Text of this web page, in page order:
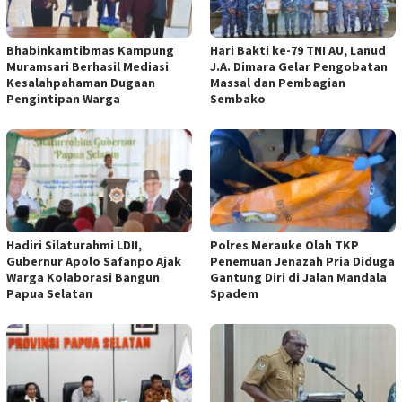
Bhabinkamtibmas Kampung
Muramsari Berhasil Mediasi
Kesalahpahaman Dugaan
Pengintipan Warga
Hari Bakti ke-79 TNI AU, Lanud
J.A. Dimara Gelar Pengobatan
Massal dan Pembagian
Sembako
Hadiri Silaturahmi LDII,
Gubernur Apolo Safanpo Ajak
Warga Kolaborasi Bangun
Papua Selatan
Polres Merauke Olah TKP
Penemuan Jenazah Pria Diduga
Gantung Diri di Jalan Mandala
Spadem